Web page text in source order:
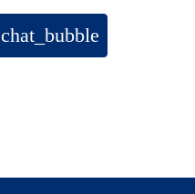
chat_bubble